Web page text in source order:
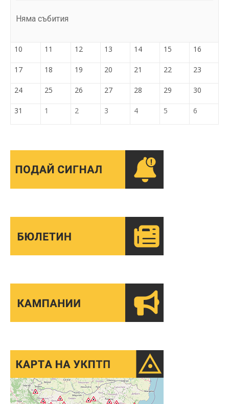
Няма събития
10 11 12 13 14 15 16
17 18 19 20 21 22 23
24 25 26 27 28 29 30
31 1 2 3 4 5 6